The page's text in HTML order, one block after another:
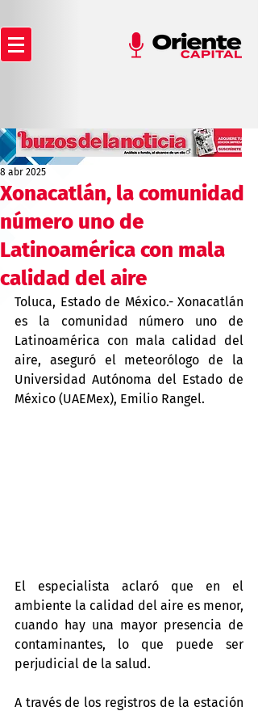
Xonacatlán, la comunidad
número uno de
Latinoamérica con mala
calidad del aire
8 abr 2025
Toluca, Estado de México.- Xonacatlán
es la comunidad número uno de
Latinoamérica con mala calidad del
aire, aseguró el meteorólogo de la
Universidad Autónoma del Estado de
México (UAEMex), Emilio Rangel.
El especialista aclaró que en el
ambiente la calidad del aire es menor,
cuando hay una mayor presencia de
contaminantes, lo que puede ser
perjudicial de la salud.
A través de los registros de la estación